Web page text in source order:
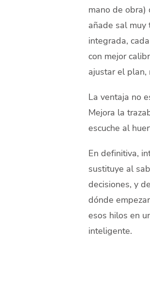
mano de obra)
añade sal muy
integrada,
con mejor
ajustar el plan,
La ventaja no
Mejora la
escuche al
En definitiva,
sustituye al
decisiones, y
dónde
esos hilos en
inteligente.